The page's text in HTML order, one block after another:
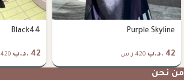
Purple Skyline
42 .د.ب 420 ر.س
Black44
42 .د.ب 420 ر.س
من نحن